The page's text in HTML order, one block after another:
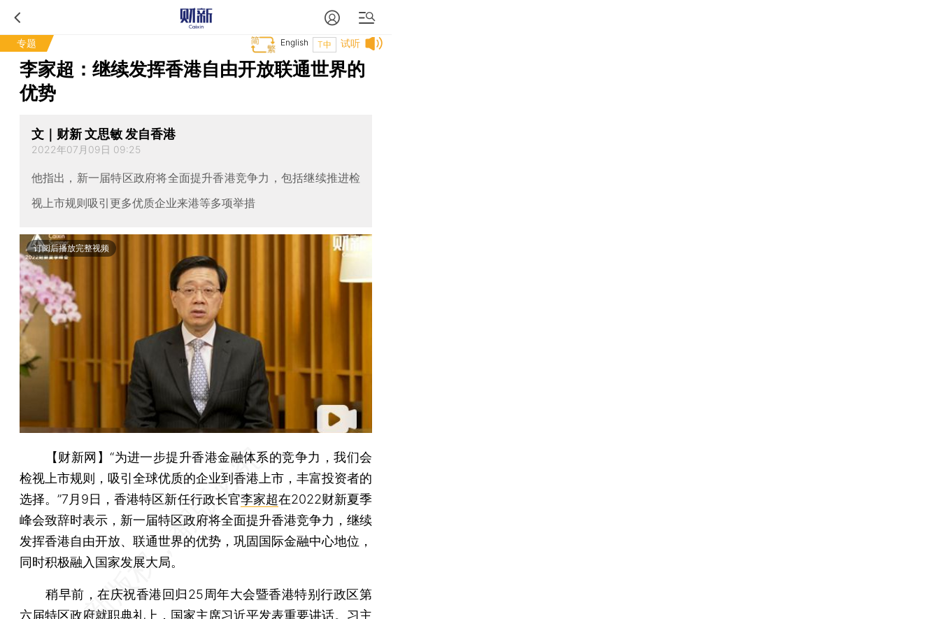
专题 试听
T中
English
李家超：继续发挥香港自由开放联通世界的
优势
文｜财新 文思敏 发自香港
2022年07月09日 09:25
他指出，新一届特区政府将全面提升香港竞争力，包括继续推进检
视上市规则吸引更多优质企业来港等多项举措
订阅后播放完整视频
【财新网】“为进一步提升香港金融体系的竞争力，我们会
检视上市规则，吸引全球优质的企业到香港上市，丰富投资者的
选择。”7月9日，香港特区新任行政长官李家超在2022财新夏季
峰会致辞时表示，新一届特区政府将全面提升香港竞争力，继续
发挥香港自由开放、联通世界的优势，巩固国际金融中心地位，
同时积极融入国家发展大局。
稍早前，在庆祝香港回归25周年大会暨香港特别行政区第
六届特区政府就职典礼上，国家主席习近平发表重要讲话。习主